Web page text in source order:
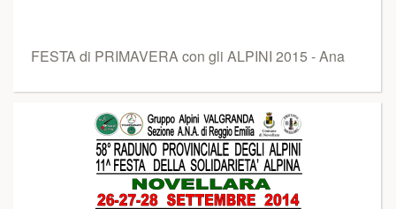
FESTA di PRIMAVERA con gli ALPINI 2015 - Ana